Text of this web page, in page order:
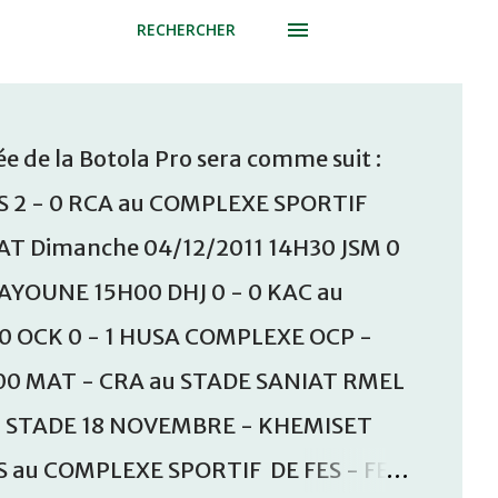
RECHERCHER
de la Botola Pro sera comme suit :
- 0 RCA au COMPLEXE SPORTIF
Dimanche 04/12/2011 14H30 JSM 0
15H00 DHJ 0 - 0 KAC au
OCK 0 - 1 HUSA COMPLEXE OCP -
MAT - CRA au STADE SANIAT RMEL
18 NOVEMBRE - KHEMISET
COMPLEXE SPORTIF DE FES - FES